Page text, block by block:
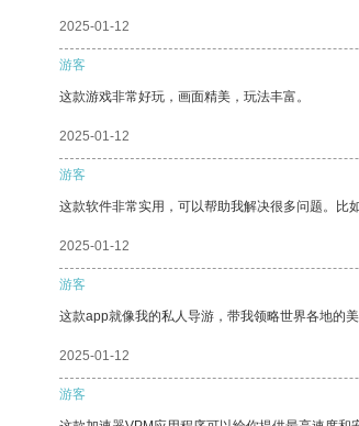
2025-01-12
游客
这款游戏非常好玩，画面精美，玩法丰富。
2025-01-12
游客
这款软件非常实用，可以帮助我解决很多问题。比
2025-01-12
游客
这款app就像我的私人导游，带我领略世界各地的美
2025-01-12
游客